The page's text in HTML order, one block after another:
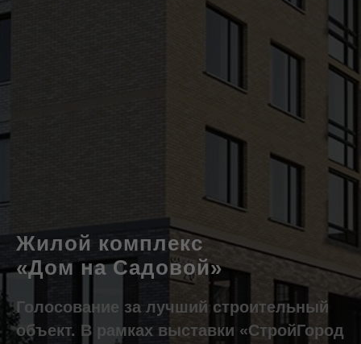
Жилой комплекс
«Дом на Садовой»
Голосование за лучший строительный
объект. В рамках выставки «СтройГород